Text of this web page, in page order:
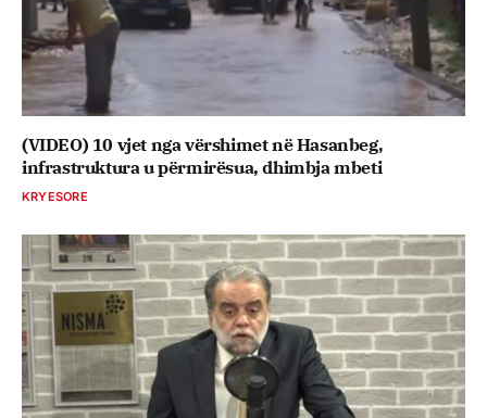
(VIDEO) 10 vjet nga vërshimet në Hasanbeg,
infrastruktura u përmirësua, dhimbja mbeti
KRYESORE